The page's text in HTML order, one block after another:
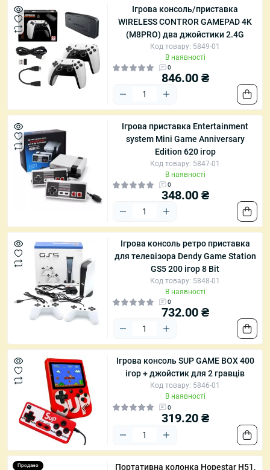
Ігрова консоль/приставка
WIRELESS CONTROR GAMEPAD 4K
(M8PRO) два джойстики 2.4G
Код товару: 5849-01
В наявності
0
846.00 ₴
Ігрова приставка Entertainment
system Mini Game Anniversary
Edition 620 ігор
Код товару: 5847-01
В наявності
0
348.00 ₴
Ігрова консоль ретро приставка
для телевізора Dendy Game Station
GS5 200 ігор 8 Bit
Код товару: 5848-01
В наявності
0
732.00 ₴
Ігрова консоль SUP GAME BOX 400
ігор + джойстик для 2 гравців
Код товару: 5846-01
В наявності
0
319.20 ₴
Продано Портативна колонка Hopestar H51,